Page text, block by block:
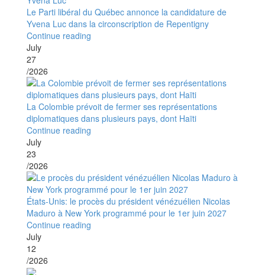
Le Parti libéral du Québec annonce la candidature de
Yvena Luc dans la circonscription de Repentigny
Continue reading
July
27
/2026
La Colombie prévoit de fermer ses représentations
diplomatiques dans plusieurs pays, dont Haïti
Continue reading
July
23
/2026
États-Unis: le procès du président vénézuélien Nicolas
Maduro à New York programmé pour le 1er juin 2027
Continue reading
July
12
/2026